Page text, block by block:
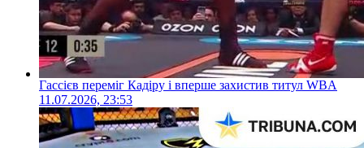
Гассієв переміг Кадіру і вперше захистив титул WBA
11.07.2026, 23:53